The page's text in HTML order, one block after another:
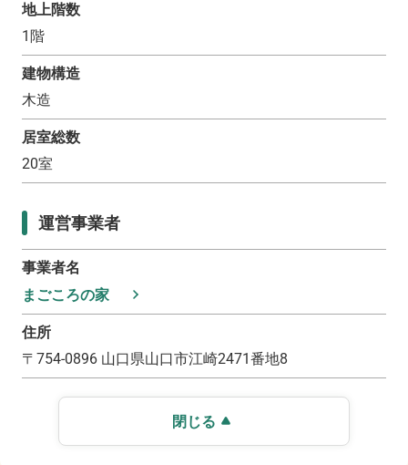
地上階数
1 階
建物構造
木造
居室総数
20室
運営事業者
事業者名
まごころの家
住所
〒 754-0896 山口県山口市江崎2471番地8
閉じる